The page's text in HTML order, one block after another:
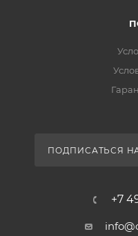
ПОДПИСАТЬСЯ
+7